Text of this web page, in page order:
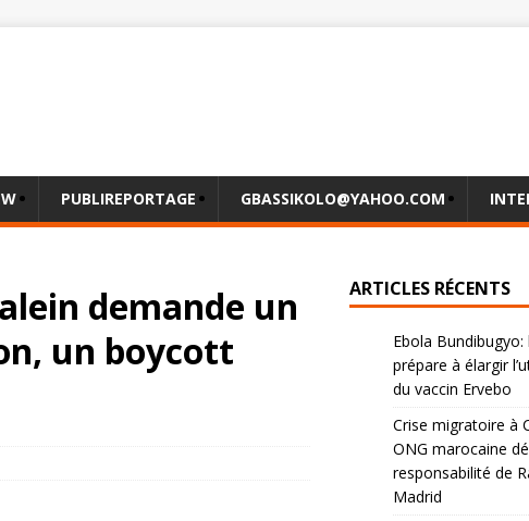
PUBLIREPORTAGE GBASSIKOLO@YAHOO.COM
demande un
un boycott
ARTICLES RÉCENTS
Ebola Bundibugyo:
prépare à élargir
du vaccin Ervebo
Crise migratoire à
ONG marocaine
responsabilité de
Madrid